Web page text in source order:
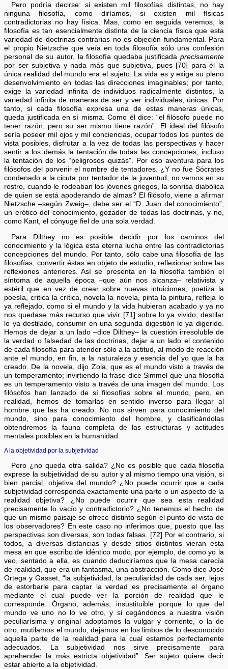
Pero podría decirse: si existen mil filosofías distintas, no hay
ninguna filosofía, como diríamos, si existen mil físicas
contradictorias no hay física. Mas, como en seguida veremos, la
filosofía es tan esencialmente distinta de la ciencia física que esta
variedad de doctrinas contrarias no es objeción fundamental. Para
el propio Nietzsche que veía en toda filosofía sólo una confesión
personal de su autor, la filosofía quedaba justificada precisamente
por ser subjetiva y nada más que subjetiva, pues [70] para él la
única realidad del mundo era el sujeto. La vida es y exige su pleno
desenvolvimiento en todas las direcciones imaginables; por tanto,
exige la variedad infinita de individuos radicalmente distintos, la
variedad infinita de maneras de ser y ver individuales, únicas. Por
tanto, si cada filosofía expresa una de estas maneras únicas,
queda justificada en sí misma. Como él dice: “el filósofo puede no
tener razón, pero su ser mismo tiene razón”. El ideal del filósofo
sería poseer mil ojos y mil conciencias, ocupar todos los puntos de
vista posibles, disfrutar a la vez de todas las perspectivas y hacer
sentir a los demás la tentación de todas las concepciones, incluso
la tentación de los “peligrosos quizás”. Por eso aventura para los
filósofos del porvenir el nombre de tentadores. ¿Y no fue Sócrates
condenado a la cicuta por tentador de la juventud, no vemos en su
rostro, cuando le rodeaban los jóvenes griegos, la sonrisa diabólica
de quien se está apoderando de almas? El filósofo, viene a afirmar
Nietzsche –según Zweig–, debe ser el “D. Juan del conocimiento”,
un erótico del conocimiento, gozador de todas las doctrinas, y no,
como Kant, el cónyuge fiel de una sola verdad.
Para Dilthey no es posible decidir por los caminos del
conocimiento y la lógica esta eterna lucha entre las contradictorias
concepciones del mundo. Por tanto, sólo cabe una filosofía de las
filosofías, convertir éstas en objeto de estudio, reflexionar sobre las
reflexiones anteriores. Así se presenta en la filosofía también el
síntoma de aquella época –que aún nos alcanza– relativista y
estéril que en vez de crear sobre nuevas intuiciones, poetiza la
poesía, critica la crítica, novela la novela, pinta la pintura, refleja lo
ya reflejado, como si el mundo y la vida hubieran acabado y ya no
nos quedase más recurso que vivir [71] sobre lo ya vivido, destilar
lo ya destilado, consumir en una segunda digestión lo ya digerido.
Hemos de dejar a un lado –dice Dilthey– la cuestión irresoluble de
la verdad o falsedad de las doctrinas, dejar a un lado el contenido
de cada filosofía para atender sólo a la actitud, al modo de reacción
ante el mundo, en fin, a la naturaleza y esencia del yo que la ha
creado. De la novela, dijo Zola, que es el mundo visto a través de
un temperamento; invirtiendo la frase dice Simmel que una filosofía
es un temperamento visto a través de una imagen del mundo. Los
filósofos han lanzado de sí filosofías sobre el mundo, pero, en
realidad, hemos de tomarlas en sentido inverso para llegar al
hombre que las ha creado. No nos sirven para conocimiento del
mundo, sino para conocimiento del hombre, y clasificándolas
obtendremos la fauna completa de las estructuras y actitudes
mentales posibles en la humanidad.
A la objetividad por la subjetividad
Pero ¿no queda otra salida? ¿No es posible que cada filosofía
exprese la subjetividad de su autor y al mismo tiempo una visión, si
bien parcial, objetiva del mundo? ¿No puede ocurrir que a cada
subjetividad corresponda exactamente una parte o un aspecto de la
realidad objetiva? ¿No puede ocurrir que sea esta realidad
precisamente lo vacío y contradictorio? ¿No tenemos el hecho de
que un mismo paisaje se ofrece distinto según el punto de vista de
los observadores? En este caso no inferimos que, puesto que las
perspectivas son diversas, son todas falsas. [72] Por el contrario, si
todos, a diversas distancias y desde sitios distintos vieran esta
mesa en que escribo de idéntico modo, por ejemplo, de como yo la
veo, sentado a ella, es cuando deduciríamos que la mesa carecía
de realidad, que era un fantasma, una abstracción. Como dice José
Ortega y Gasset, “la subjetividad, la peculiaridad de cada ser, lejos
de estorbarle para captar la verdad es precisamente el órgano
mediante el cual puede ver la porción de realidad que le
corresponde. Órgano, además, insustituible porque lo que del
mundo ve uno no lo ve otro, y si cegándonos a nuestra visión
peculiarísima y original adoptamos la vulgar y corriente, o la de
otro, mutilamos el mundo, dejamos en los limbos de lo desconocido
aquella parte de la realidad para la cual estamos perfectamente
adecuados. La subjetividad nos sirve precisamente para
aprehender la más estricta objetividad”. Ser sujeto quiere decir
estar abierto a la objetividad.